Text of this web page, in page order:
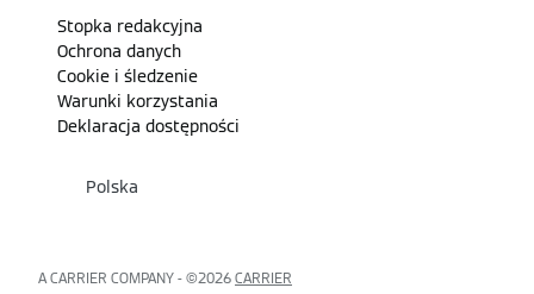
Stopka redakcyjna
Ochrona danych
Cookie i śledzenie
Warunki korzystania
Deklaracja dostępności
Polska
A CARRIER COMPANY - ©️2026 CARRIER